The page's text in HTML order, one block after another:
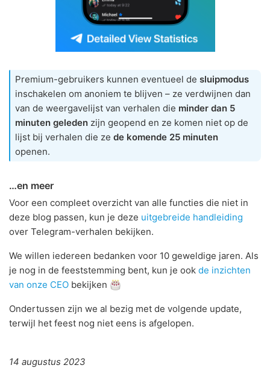
Premium-gebruikers kunnen eventueel de sluipmodus
inschakelen om anoniem te blijven – ze verdwijnen dan
van de weergavelijst van verhalen die minder dan 5
minuten geleden zijn geopend en ze komen niet op de
lijst bij verhalen die ze de komende 25 minuten
openen.
…en meer
Voor een compleet overzicht van alle functies die niet in
deze blog passen, kun je deze uitgebreide handleiding
over Telegram-verhalen bekijken.
We willen iedereen bedanken voor 10 geweldige jaren. Als
je nog in de feeststemming bent, kun je ook de inzichten
van onze CEO bekijken
Ondertussen zijn we al bezig met de volgende update,
terwijl het feest nog niet eens is afgelopen.
14 augustus 2023